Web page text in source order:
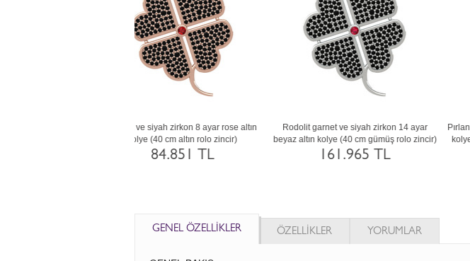
Beyaz zirkon ve lab safir 14 ayar beyaz
altın kolye (40 cm rose altın rolo zincir)
163.731 TL
Akuamarin ve lab safir 14 ayar beyaz altın
kolye (40 cm beyaz altın rolo zincir)
174.404 TL
GENEL ÖZELLİKLER ÖZELLİKLER YORUMLAR